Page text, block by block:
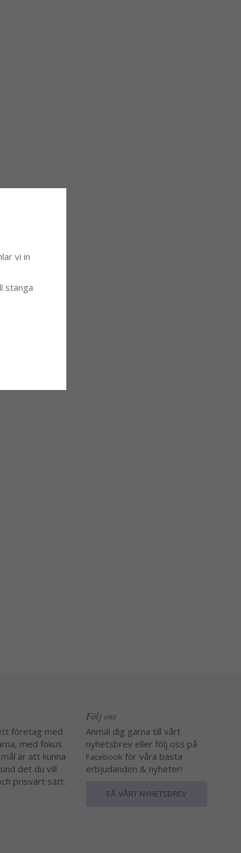
företag med
med fokus
är att kunna
det du vill
prisvärt sätt.
Följ oss
Anmäl dig gärna till vårt
nyhetsbrev eller följ oss på
Facebook för våra bästa
erbjudanden & nyheter!
FÅ VÅRT NYHETSBREV
vi in
stänga